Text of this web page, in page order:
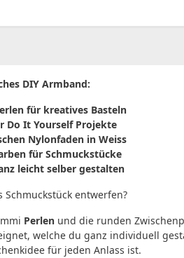
DIY Armband:
für kreatives Basteln
Do It Yourself Projekte
Nylonfaden in Weiss
für Schmuckstücke
leicht selber gestalten
entwerfen?
Perlen und die runden
welche du ganz individuell
für jeden Anlass ist.